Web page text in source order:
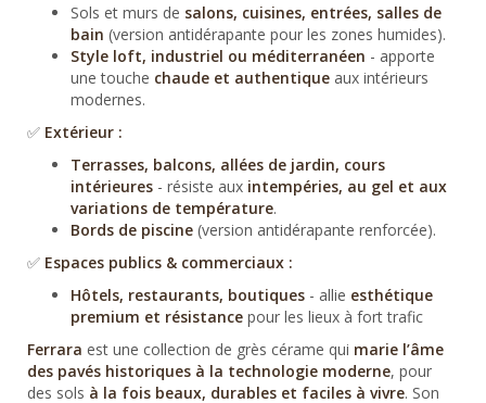
Sols et murs de salons, cuisines, entrées, salles de
bain (version antidérapante pour les zones humides).
Style loft, industriel ou méditerranéen - apporte
une touche chaude et authentique aux intérieurs
modernes.
✅ Extérieur :
Terrasses, balcons, allées de jardin, cours
intérieures - résiste aux intempéries, au gel et aux
variations de température.
Bords de piscine (version antidérapante renforcée).
✅ Espaces publics & commerciaux :
Hôtels, restaurants, boutiques - allie esthétique
premium et résistance pour les lieux à fort trafic
Ferrara est une collection de grès cérame qui marie l’âme
des pavés historiques à la technologie moderne, pour
des sols à la fois beaux, durables et faciles à vivre. Son